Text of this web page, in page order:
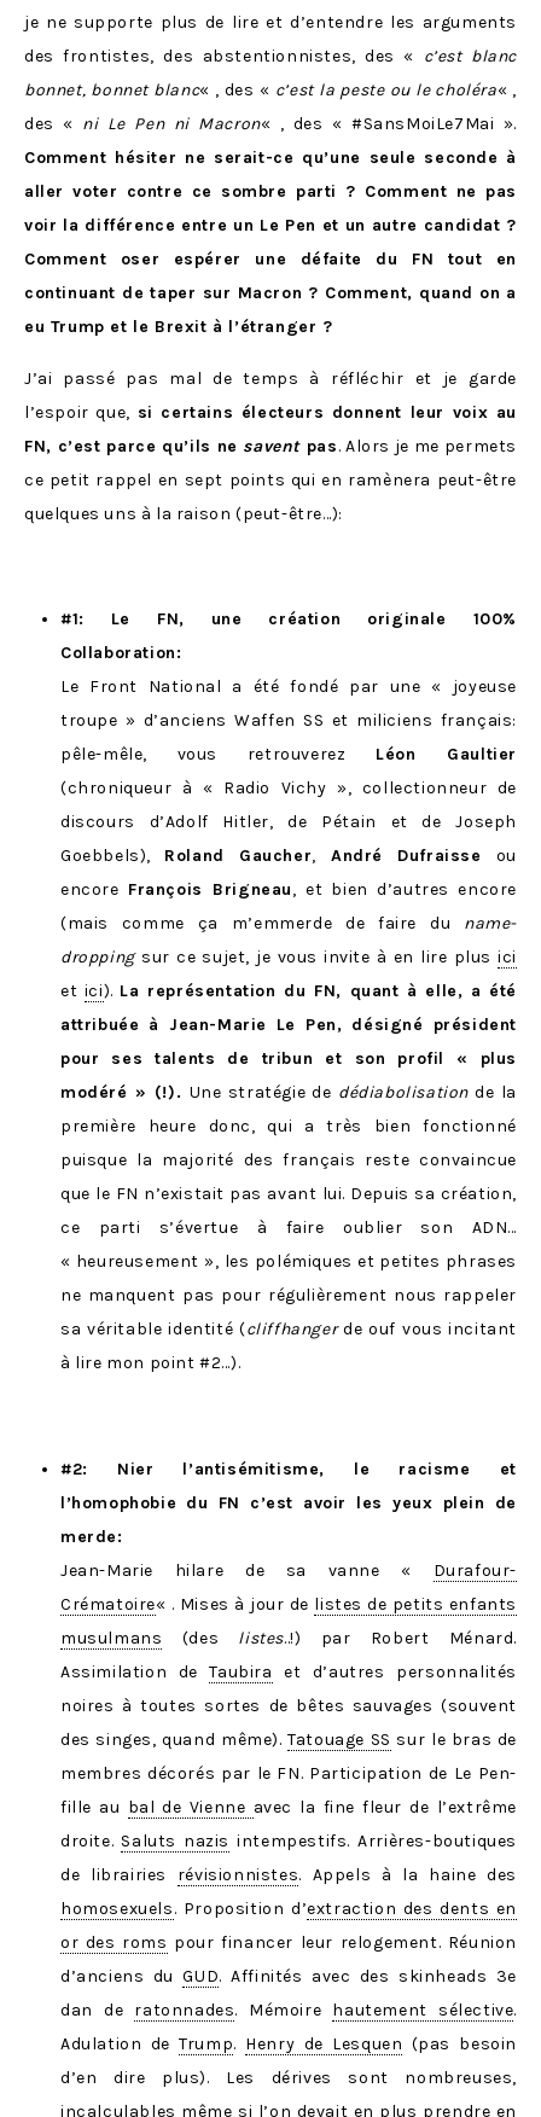
je ne supporte plus de lire et d’entendre les arguments
des frontistes, des abstentionnistes, des « c’est blanc
bonnet, bonnet blanc« , des « c’est la peste ou le choléra« ,
des « ni Le Pen ni Macron« , des « #SansMoiLe7Mai ».
Comment hésiter ne serait-ce qu’une seule seconde à
aller voter contre ce sombre parti ? Comment ne pas
voir la différence entre un Le Pen et un autre candidat ?
Comment oser espérer une défaite du FN tout en
continuant de taper sur Macron ? Comment, quand on a
eu Trump et le Brexit à l’étranger ?
J’ai passé pas mal de temps à réfléchir et je garde
l’espoir que, si certains électeurs donnent leur voix au
FN, c’est parce qu’ils ne savent pas. Alors je me permets
ce petit rappel en sept points qui en ramènera peut-être
quelques uns à la raison (peut-être…):
#1: Le FN, une création originale 100%
Collaboration:
Le Front National a été fondé par une « joyeuse
troupe » d’anciens Waffen SS et miliciens français:
pêle-mêle, vous retrouverez Léon Gaultier
(chroniqueur à « Radio Vichy », collectionneur de
discours d’Adolf Hitler, de Pétain et de Joseph
Goebbels), Roland Gaucher, André Dufraisse ou
encore François Brigneau, et bien d’autres encore
(mais comme ça m’emmerde de faire du name-
droppingsur ce sujet, je vous invite à en lire plusici
et ici). La représentation du FN, quant à elle, a été
attribuée à Jean-Marie Le Pen, désigné président
pour ses talents de tribun et son profil « plus
modéré » (!). Une stratégie de dédiabolisationde la
première heure donc, qui a très bien fonctionné
puisque la majorité des français reste convaincue
que le FN n’existait pas avant lui. Depuis sa création,
ce parti s’évertue à faire oublier son ADN…
« heureusement », les polémiques et petites phrases
ne manquent pas pour régulièrement nous rappeler
sa véritable identité (cliffhangerde ouf vous incitant
à lire mon point #2…).
#2: Nier l’antisémitisme, le racisme et
l’homophobie du FN c’est avoir les yeux plein de
merde:
Jean-Marie hilare de sa vanne « Durafour-
Crématoire« . Mises à jour de listes de petits enfants
musulmans (des listes..!) par Robert Ménard.
Assimilation deTaubira et d’autres personnalités
noires à toutes sortes de bêtes sauvages (souvent
des singes, quand même).Tatouage SS sur le bras de
membres décorés par le FN. Participation de Le Pen-
fille au bal de Vienne avec la fine fleur de l’extrême
droite. Saluts nazis intempestifs. Arrières-boutiques
de librairies révisionnistes. Appels à la haine des
homosexuels. Proposition d’extraction des dents en
or des roms pour financer leur relogement. Réunion
d’anciens duGUD. Affinités avec des skinheads 3e
dan de ratonnades. Mémoire hautement sélective.
Adulation deTrump. Henry de Lesquen (pas besoin
d’en dire plus). Les dérives sont nombreuses,
incalculables même si l’on devait en plus prendre en